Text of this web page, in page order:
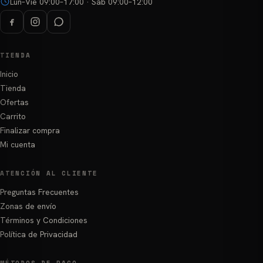
TIENDA
Inicio
Tienda
Ofertas
Carrito
Finalizar compra
Mi cuenta
ATENCIÓN AL CLIENTE
Preguntas Frecuentes
Zonas de envío
Términos y Condiciones
Política de Privacidad